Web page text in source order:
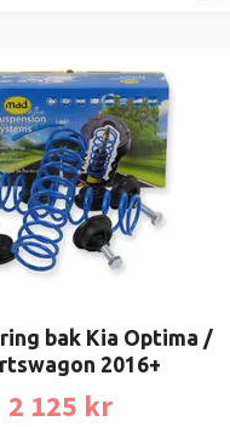
bak Kia Optima /
2016+
2 125 kr